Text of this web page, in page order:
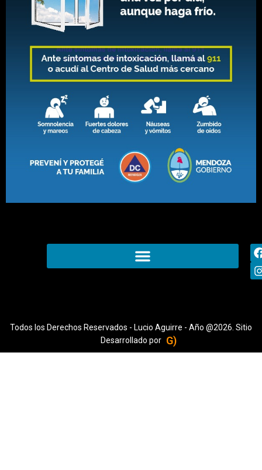
Todos los Derechos Reservados - Lucio Aguirre - Año @2026. Sitio
Desarrollado por G)